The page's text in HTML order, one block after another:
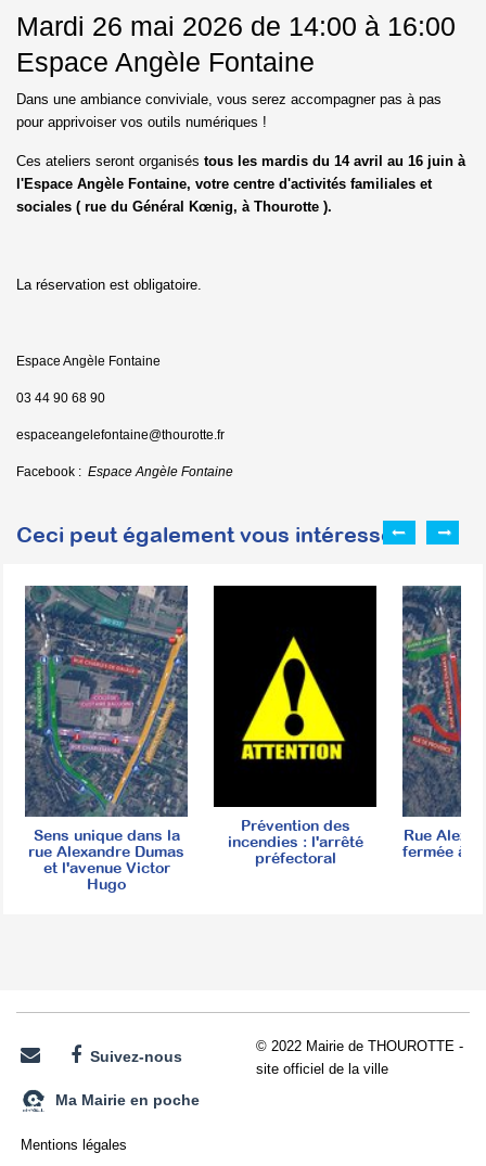
Mardi 26 mai 2026 de 14:00 à 16:00
Espace Angèle Fontaine
Dans une ambiance conviviale, vous serez accompagner pas à pas
pour apprivoiser vos outils numériques !
Ces ateliers seront organisés tous les mardis du 14 avril au 16 juin à
l'Espace Angèle Fontaine, votre centre d'activités familiales et
sociales ( rue du Général Kœnig, à Thourotte ).
La réservation est obligatoire.
Espace Angèle Fontaine
03 44 90 68 90
espaceangelefontaine@thourotte.fr
Facebook : Espace Angèle Fontaine
Ceci peut également vous intéresser :
Sens unique dans la
rue Alexandre Dumas
et l'avenue Victor
Hugo
Prévention des
incendies : l'arrêté
préfectoral
Rue
fermée à
Suivez-nous
Ma Mairie en poche
Mentions légales
© 2022 Mairie de THOUROTTE -
site officiel de la ville